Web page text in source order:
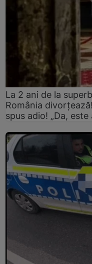
La 2 ani de la
România
spus adio! „Da, este